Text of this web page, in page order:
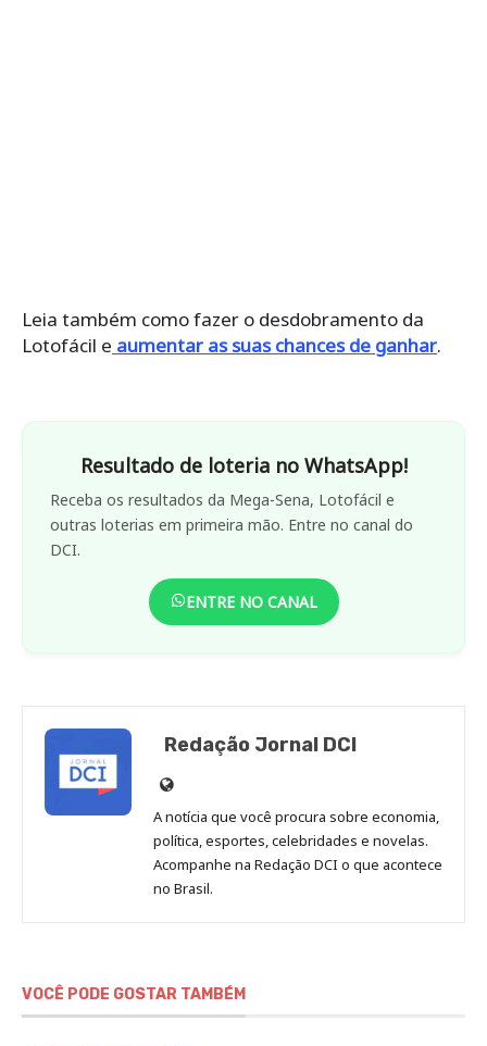
Leia também como fazer o desdobramento da
Lotofácil e aumentar as suas chances de ganhar.
Resultado de loteria no WhatsApp!
Receba os resultados da Mega-Sena, Lotofácil e
outras loterias em primeira mão. Entre no canal do
DCI.
ENTRE NO CANAL
Redação Jornal DCI
Site
de
Redação
Jornal
DCI
A notícia que você procura sobre economia,
política, esportes, celebridades e novelas.
Acompanhe na Redação DCI o que acontece
no Brasil.
VOCÊ PODE GOSTAR TAMBÉM